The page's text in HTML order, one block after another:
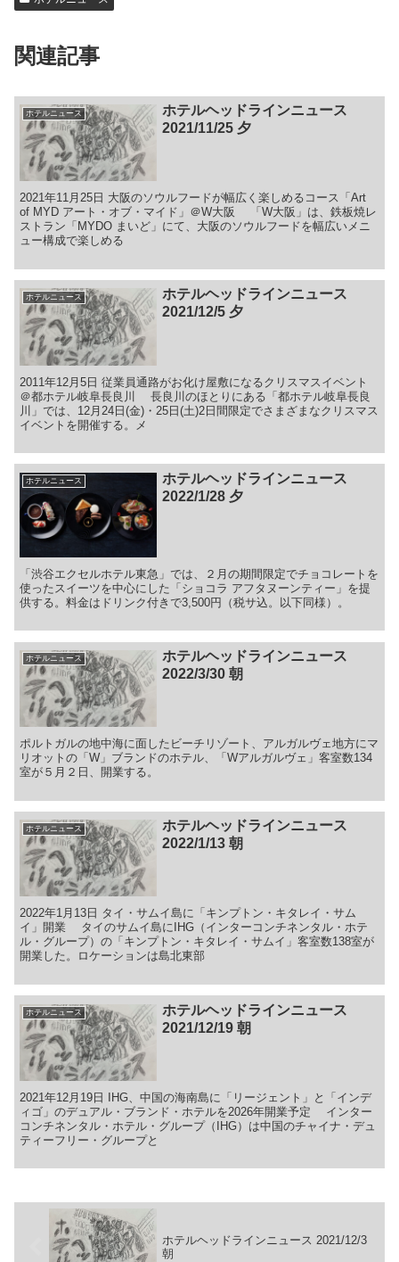
関連記事
ホテルニュース
ホテルヘッドラインニュース
2021/11/25 夕
2021年11月25日 大阪のソウルフードが幅広く楽しめるコース「Art
of MYD アート・オブ・マイド」＠W大阪 「W大阪」は、鉄板焼レ
ストラン「MYDO まいど」にて、大阪のソウルフードを幅広いメニ
ュー構成で楽しめる
ホテルニュース
ホテルヘッドラインニュース
2021/12/5 夕
2011年12月5日 従業員通路がお化け屋敷になるクリスマスイベント
＠都ホテル岐阜長良川 長良川のほとりにある「都ホテル岐阜長良
川」では、12月24日(金)・25日(土)2日間限定でさまざまなクリスマス
イベントを開催する。メ
ホテルニュース
ホテルヘッドラインニュース
2022/1/28 夕
「渋谷エクセルホテル東急」では、２月の期間限定でチョコレートを
使ったスイーツを中心にした「ショコラ アフタヌーンティー」を提
供する。料金はドリンク付きで3,500円（税サ込。以下同様）。
ホテルニュース
ホテルヘッドラインニュース
2022/3/30 朝
ポルトガルの地中海に面したビーチリゾート、アルガルヴェ地方にマ
リオットの「W」ブランドのホテル、「Wアルガルヴェ」客室数134
室が５月２日、開業する。
ホテルニュース
ホテルヘッドラインニュース
2022/1/13 朝
2022年1月13日 タイ・サムイ島に「キンプトン・キタレイ・サム
イ」開業 タイのサムイ島にIHG（インターコンチネンタル・ホテ
ル・グループ）の「キンプトン・キタレイ・サムイ」客室数138室が
開業した。ロケーションは島北東部
ホテルニュース
ホテルヘッドラインニュース
2021/12/19 朝
2021年12月19日 IHG、中国の海南島に「リージェント」と「インデ
ィゴ」のデュアル・ブランド・ホテルを2026年開業予定 インター
コンチネンタル・ホテル・グループ（IHG）は中国のチャイナ・デュ
ティーフリー・グループと
ホテルヘッドラインニュース 2021/12/3
朝